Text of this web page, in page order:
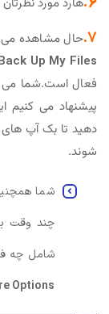
هارد مورد نظرتان
7. حال مشاهده می
Up My Files
فعال است.شما می
پیشنهاد می کنیم
دهید تا بک آپ
شوند.
شما
چند وقت
شامل چه
Options